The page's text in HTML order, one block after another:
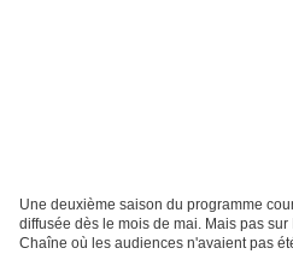
Une deuxième saison du programme
diffusée dès le mois de mai. Mais pas
Chaîne où les audiences n'avaient pas